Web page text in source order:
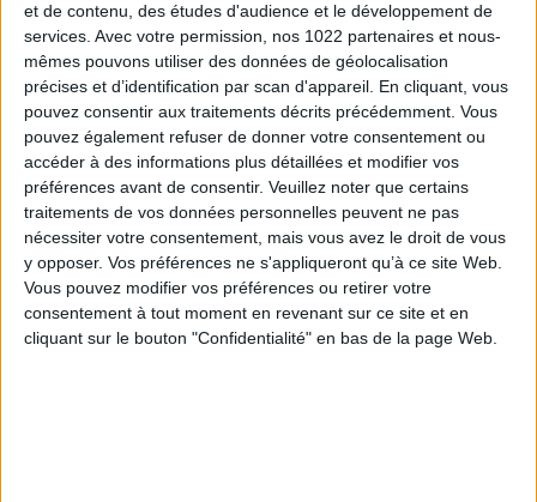
et de contenu, des études d'audience et le développement de
services. Avec votre permission, nos 1022 partenaires et nous-
mêmes pouvons utiliser des données de géolocalisation
précises et d’identification par scan d'appareil. En cliquant, vous
pouvez consentir aux traitements décrits précédemment. Vous
pouvez également refuser de donner votre consentement ou
accéder à des informations plus détaillées et modifier vos
préférences avant de consentir. Veuillez noter que certains
traitements de vos données personnelles peuvent ne pas
nécessiter votre consentement, mais vous avez le droit de vous
y opposer. Vos préférences ne s'appliqueront qu’à ce site Web.
Vous pouvez modifier vos préférences ou retirer votre
consentement à tout moment en revenant sur ce site et en
cliquant sur le bouton "Confidentialité" en bas de la page Web.
Outre la date butoir de la déclaration des revenus
perçus en 2024, les loueurs en meublé ne doivent
pas oublier une autre échéance, rappelle Baptiste
Bochart, juriste chez Jedéclaremonmeublé (JD2M).
https://www.capital.fr/immobilier/loueurs-en-
meuble-attention-a-ne-pas-manquer-la-premiere-
echeance-declarative-du-printemps-1513118